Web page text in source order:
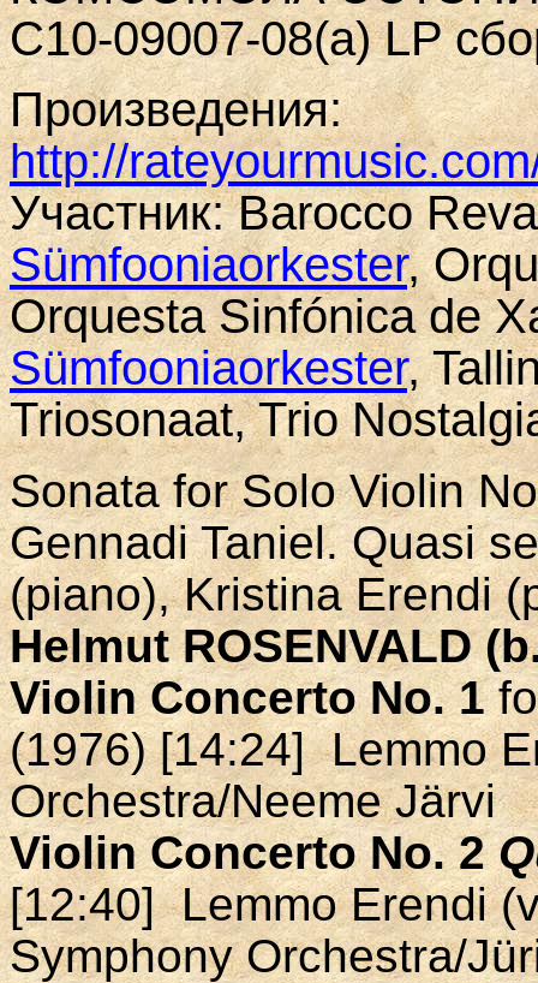
С10-09007-08(а) LP
Произведения:
http://
Участник:Barocco
Sümfooniaorkester,
Orquesta Sinfónica de
Sümfooniaorkester,
Triosonaat, Trio
Sonata for Solo Violin
Gennadi Taniel. Quasi
(piano), Kristina Erendi
Helmut ROSENVALD
Violin Concerto No. 1
(1976) [14:24] Lemmo
Orchestra/Neeme Järvi
Violin Concerto No. 2
[12:40] Lemmo Erendi
Symphony Orchestra/